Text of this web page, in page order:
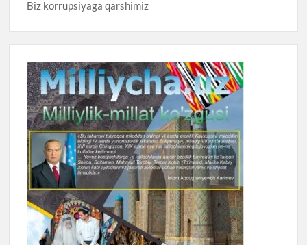
Biz korrupsiyaga qarshimiz